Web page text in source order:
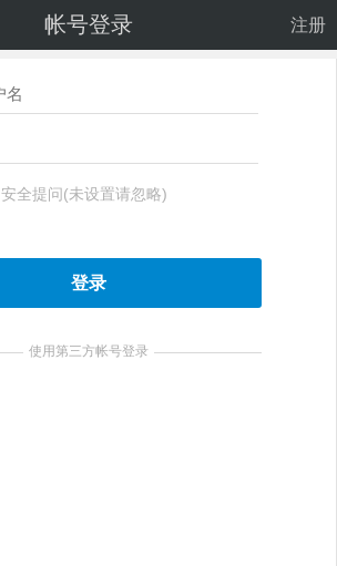
帐号登录 注册
安全提问(未设置请忽略)
登录
使用第三方帐号登录